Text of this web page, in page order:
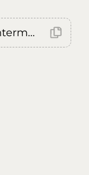
Error: (intermediate value)(intermediate value)(intermediate value).replaceAll is not a function